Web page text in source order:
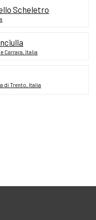
Scheletro
Carrara, Italia
di Trento, Italia